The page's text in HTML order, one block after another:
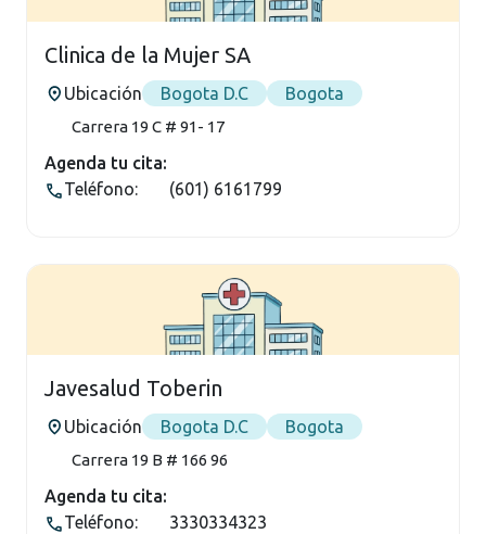
Clinica de la Mujer SA
Ubicación Bogota D.C Bogota
Carrera 19 C # 91- 17
Agenda tu cita:
Teléfono:
(601) 6161799
Javesalud Toberin
Ubicación Bogota D.C Bogota
Carrera 19 B # 166 96
Agenda tu cita:
Teléfono:
3330334323